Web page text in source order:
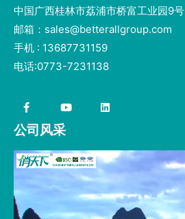
中国广西桂林市荔浦市桥富工业园9号
邮箱：sales@betterallgroup.com
手机 : 13687731159
电话:0773-7231138
公司风采